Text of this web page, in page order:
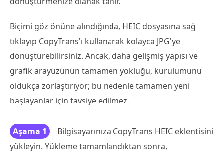
Biçimi göz önüne alındığında, HEIC dosyasına sağ
tıklayıp CopyTrans'ı kullanarak kolayca JPG'ye
dönüştürebilirsiniz. Ancak, daha gelişmiş yapısı ve
grafik arayüzünün tamamen yokluğu, kurulumunu
oldukça zorlaştırıyor; bu nedenle tamamen yeni
başlayanlar için tavsiye edilmez.
Aşama 1
Bilgisayarınıza CopyTrans HEIC eklentisini
yükleyin. Yükleme tamamlandıktan sonra,